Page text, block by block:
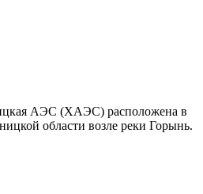
АЭС (ХАЭС) расположена в
области возле реки Горынь.